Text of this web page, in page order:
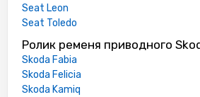
Seat Leon
Seat Toledo
Ролик ременя приводного
Skoda Fabia
Skoda Felicia
Skoda Kamiq